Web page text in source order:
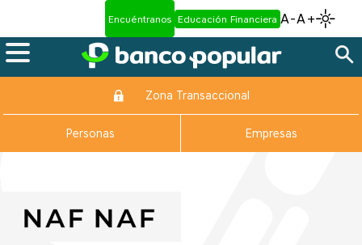
Encuéntranos Educación Financiera A-A+
Zona Transaccional
Personas Empresas